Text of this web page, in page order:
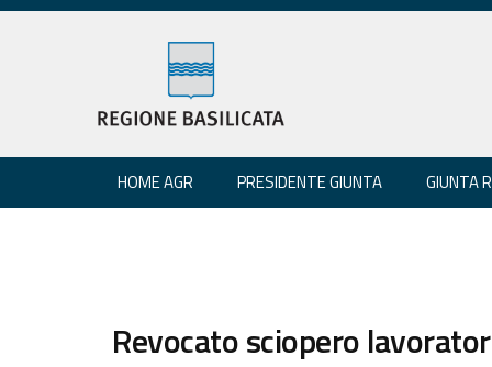
HOME AGR PRESIDENTE GIUNTA GIUNTA
Revocato sciopero